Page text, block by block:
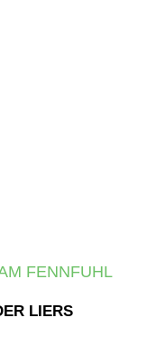
FENNFUHL
LIERS